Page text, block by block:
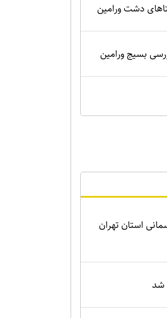
دشت ورامین
بسیج ورامین
استان تهران
شد